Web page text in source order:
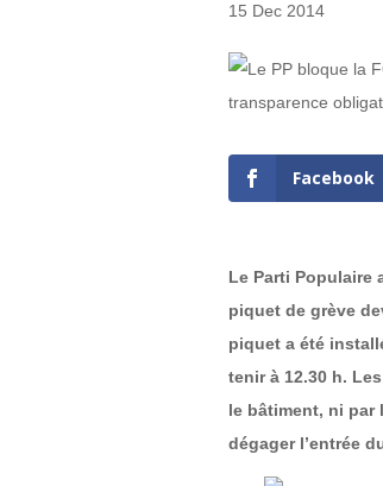
15 Dec 2014
Facebook
Le Parti Populaire
piquet de grève
piquet a été
tenir à 12.30 h.
le bâtiment, ni par
dégager l’entrée